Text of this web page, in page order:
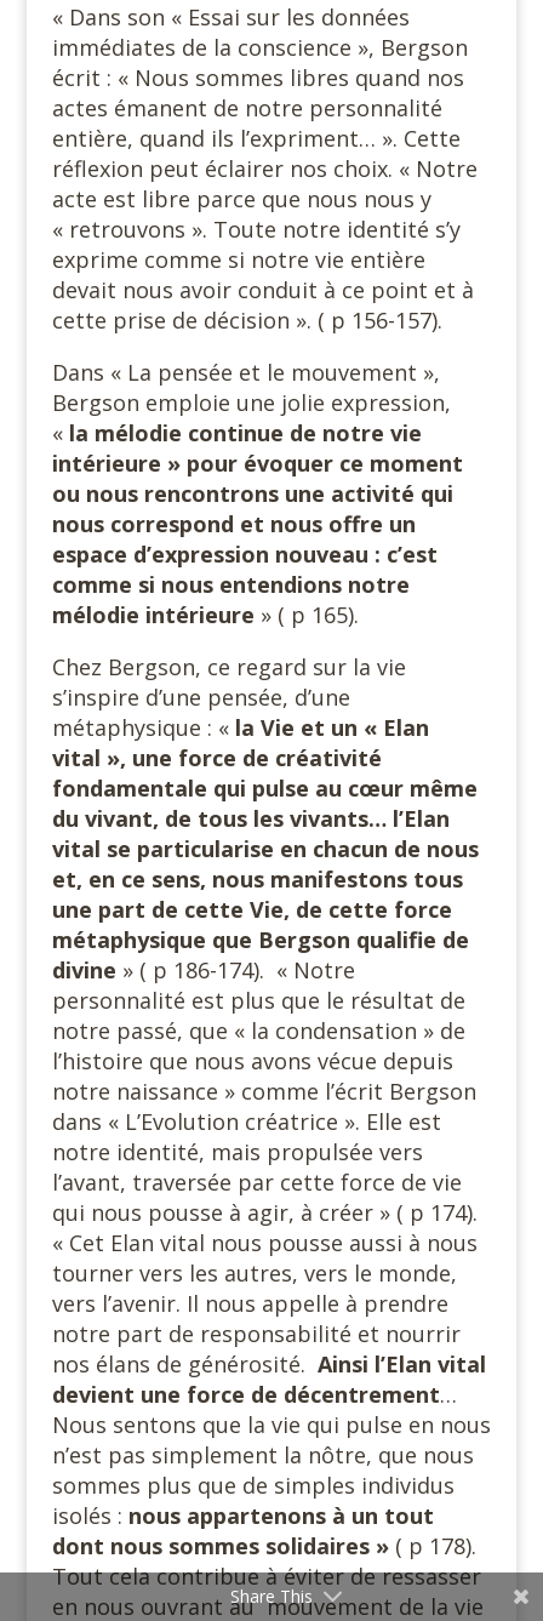
« Dans son « Essai sur les données
immédiates de la conscience », Bergson
écrit : « Nous sommes libres quand nos
actes émanent de notre personnalité
entière, quand ils l’expriment… ». Cette
réflexion peut éclairer nos choix. « Notre
acte est libre parce que nous nous y
« retrouvons ». Toute notre identité s’y
exprime comme si notre vie entière
devait nous avoir conduit à ce point et à
cette prise de décision ». ( p 156-157).
Dans « La pensée et le mouvement »,
Bergson emploie une jolie expression,
« la mélodie continue de notre vie
intérieure » pour évoquer ce moment
ou nous rencontrons une activité qui
nous correspond et nous offre un
espace d’expression nouveau : c’est
comme si nous entendions notre
mélodie intérieure » ( p 165).
Chez Bergson, ce regard sur la vie
s’inspire d’une pensée, d’une
métaphysique : « la Vie et un « Elan
vital », une force de créativité
fondamentale qui pulse au cœur même
du vivant, de tous les vivants… l’Elan
vital se particularise en chacun de nous
et, en ce sens, nous manifestons tous
une part de cette Vie, de cette force
métaphysique que Bergson qualifie de
divine » ( p 186-174). « Notre
personnalité est plus que le résultat de
notre passé, que « la condensation » de
l’histoire que nous avons vécue depuis
notre naissance » comme l’écrit Bergson
dans « L’Evolution créatrice ». Elle est
notre identité, mais propulsée vers
l’avant, traversée par cette force de vie
qui nous pousse à agir, à créer » ( p 174).
« Cet Elan vital nous pousse aussi à nous
tourner vers les autres, vers le monde,
vers l’avenir. Il nous appelle à prendre
notre part de responsabilité et nourrir
nos élans de générosité. Ainsi l’Elan vital
devient une force de décentrement…
Nous sentons que la vie qui pulse en nous
n’est pas simplement la nôtre, que nous
sommes plus que de simples individus
isolés : nous appartenons à un tout
dont nous sommes solidaires »( p 178).
Tout cela contribue à éviter de ressasser
en nous ouvrant au mouvement de la vie
Share This